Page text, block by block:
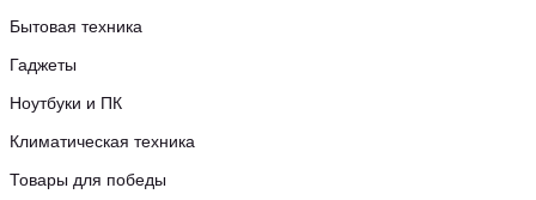
Бытовая техника
Гаджеты
Ноутбуки и ПК
Климатическая техника
Товары для победы